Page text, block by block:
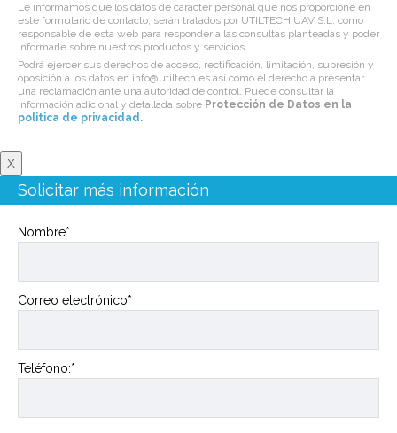
Le informamos que los datos de carácter personal que nos proporcione en
este formulario de contacto, serán tratados por UTILTECH UAV S.L. como
responsable de esta web para responder a las consultas planteadas y poder
informarle sobre nuestros productos y servicios.
Podrá ejercer sus derechos de acceso, rectificación, limitación, supresión y
oposición a los datos en info@utiltech.es así como el derecho a presentar
una reclamación ante una autoridad de control. Puede consultar la
información adicional y detallada sobre Protección de Datos en la
politica de privacidad.
X
Solicitar más información
Nombre*
Correo electrónico*
Teléfono:*